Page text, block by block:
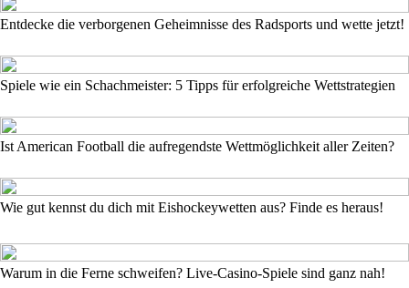
Entdecke die verborgenen Geheimnisse des Radsports und wette jetzt!
Spiele wie ein Schachmeister: 5 Tipps für erfolgreiche Wettstrategien
Ist American Football die aufregendste Wettmöglichkeit aller Zeiten?
Wie gut kennst du dich mit Eishockeywetten aus? Finde es heraus!
Warum in die Ferne schweifen? Live-Casino-Spiele sind ganz nah!